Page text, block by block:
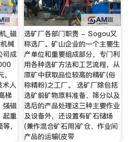
_磁
械
司成
术人
梯
强磁
起重
，
选矿厂各部门职责 - Sogou又
称选厂。矿山企业的一个主要生
产单位和重要组成部分，专门利
用各种选矿方法和工艺流程，从
原矿中获取品位较高的精矿(俗
称精粉)之工厂。 选矿厂除包括
选矿前矿物原料准备、筛分以及
选后的产品处理这三种主要作业
及设备外，还设置有矿石储场
(兼作混合矿石用)矿仓、作业间
产品的运输(皮带